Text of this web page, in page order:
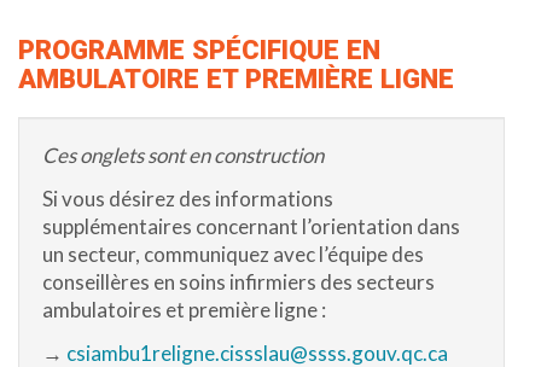
PROGRAMME SPÉCIFIQUE EN
AMBULATOIRE ET PREMIÈRE LIGNE
Ces onglets sont en construction
Si vous désirez des informations
supplémentaires concernant l’orientation dans
un secteur, communiquez avec l’équipe des
conseillères en soins infirmiers des secteurs
ambulatoires et première ligne :
→ csiambu1religne.cissslau@ssss.gouv.qc.ca